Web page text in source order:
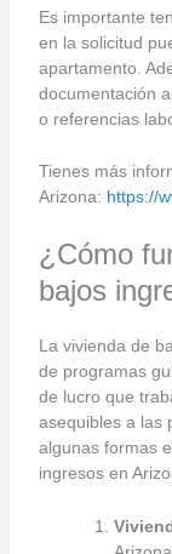
Es importante
en la solicitud
apartamento.
documentación
o referencias
Tienes más
Arizona: https://
¿Cómo
bajos
La vivienda de
de programas
de lucro que
asequibles a las
algunas formas
ingresos en